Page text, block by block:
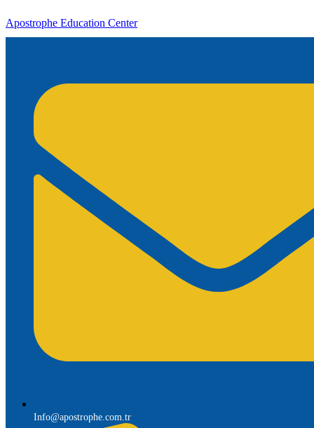
Apostrophe Education Center
Info@apostrophe.com.tr